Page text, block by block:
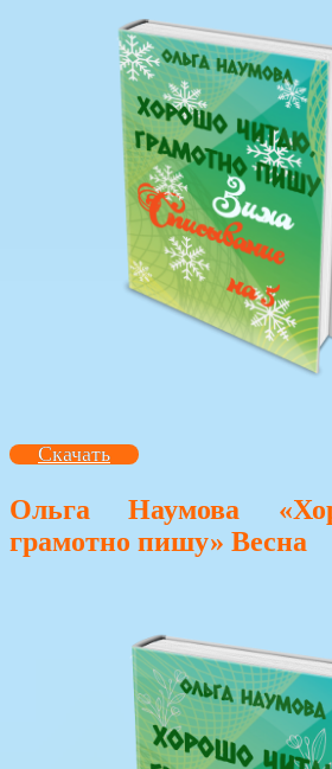
Скачать
Ольга Наумова
грамотно пишу» Весна